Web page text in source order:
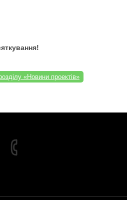
«Новини проектів»